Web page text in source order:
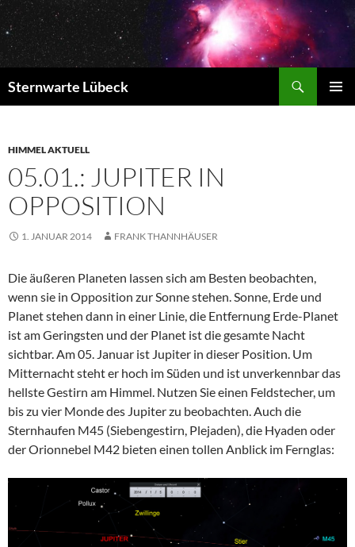
Zum
Inhalt
springen
Sternwarte Lübeck
HIMMEL AKTUELL
05.01.: JUPITER IN
OPPOSITION
1. JANUAR 2014 FRANK THANNHÄUSER
Die äußeren Planeten lassen sich am Besten beobachten,
wenn sie in Opposition zur Sonne stehen. Sonne, Erde und
Planet stehen dann in einer Linie, die Entfernung Erde-Planet
ist am Geringsten und der Planet ist die gesamte Nacht
sichtbar. Am 05. Januar ist Jupiter in dieser Position. Um
Mitternacht steht er hoch im Süden und ist unverkennbar das
hellste Gestirn am Himmel. Nutzen Sie einen Feldstecher, um
bis zu vier Monde des Jupiter zu beobachten. Auch die
Sternhaufen M45 (Siebengestirn, Plejaden), die Hyaden oder
der Orionnebel M42 bieten einen tollen Anblick im Fernglas: